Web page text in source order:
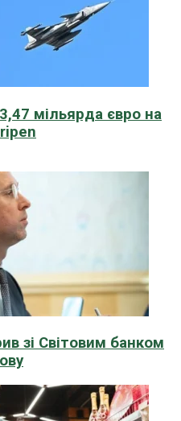
мільярда євро на
зі Світовим банком